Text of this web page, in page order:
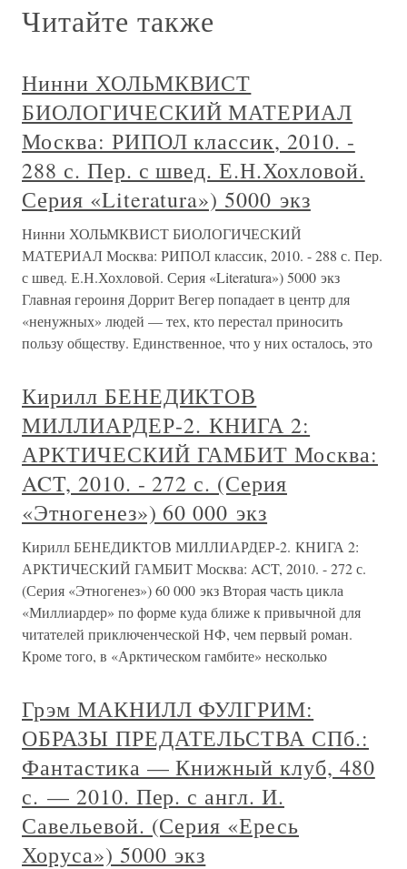
Читайте также
Нинни ХОЛЬМКВИСТ
БИОЛОГИЧЕСКИЙ МАТЕРИАЛ
Москва: РИПОЛ классик, 2010. -
288 с. Пер. с швед. Е.Н.Хохловой.
Серия «Literatura») 5000 экз
Нинни ХОЛЬМКВИСТ БИОЛОГИЧЕСКИЙ
МАТЕРИАЛ Москва: РИПОЛ классик, 2010. - 288 с. Пер.
с швед. Е.Н.Хохловой. Серия «Literatura») 5000 экз
Главная героиня Доррит Вегер попадает в центр для
«ненужных» людей — тех, кто перестал приносить
пользу обществу. Единственное, что у них осталось, это
Кирилл БЕНЕДИКТОВ
МИЛЛИАРДЕР-2. КНИГА 2:
АРКТИЧЕСКИЙ ГАМБИТ Москва:
ACT, 2010. - 272 с. (Серия
«Этногенез») 60 000 экз
Кирилл БЕНЕДИКТОВ МИЛЛИАРДЕР-2. КНИГА 2:
АРКТИЧЕСКИЙ ГАМБИТ Москва: ACT, 2010. - 272 с.
(Серия «Этногенез») 60 000 экз Вторая часть цикла
«Миллиардер» по форме куда ближе к привычной для
читателей приключенческой НФ, чем первый роман.
Кроме того, в «Арктическом гамбите» несколько
Грэм МАКНИЛЛ ФУЛГРИМ:
ОБРАЗЫ ПРЕДАТЕЛЬСТВА СПб.:
Фантастика — Книжный клуб, 480
с. — 2010. Пер. с англ. И.
Савельевой. (Серия «Ересь
Хоруса») 5000 экз